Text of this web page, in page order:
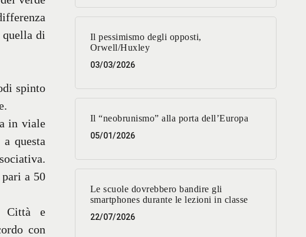
quella di
spinto
in viale
questa
a 50
Città e
con
Il pessimismo degli opposti,
Orwell/Huxley
03/03/2026
Il “neobrunismo” alla porta dell’Europa
05/01/2026
Le scuole dovrebbero bandire gli
smartphones durante le lezioni in classe
22/07/2026